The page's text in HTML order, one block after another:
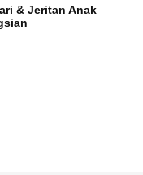
& Jeritan Anak